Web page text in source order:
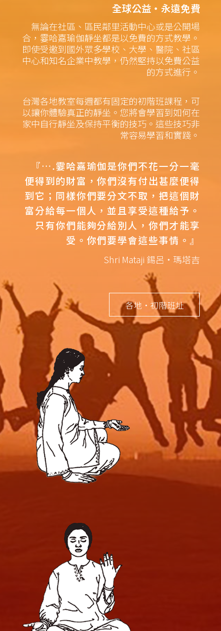
全球公益‧永遠免費
無論在社區、區民鄰里活動中心或是公開場
合，霎哈嘉瑜伽靜坐都是以免費的方式教學。
即使受邀到國外眾多學校、大學、醫院、社區
中心和知名企業中教學，仍然堅持以免費公益
的方式進行。
台灣各地教室每週都有固定的初階班課程，可
以讓你體驗真正的靜坐。您將會學習到如何在
家中自行靜坐及保持平衡的技巧。這些技巧非
常容易學習和實踐。
『….霎哈嘉瑜伽是你們不花一分一毫
便得到的財富，你們沒有付出甚麼便得
到它；同樣你們要分文不取，把這個財
富分給每一個人，並且享受這種給予。
只有你們能夠分給別人，你們才能享
受。你們要學會這些事情。』
Shri Mataji 錫呂‧瑪塔吉
各地‧初階班址